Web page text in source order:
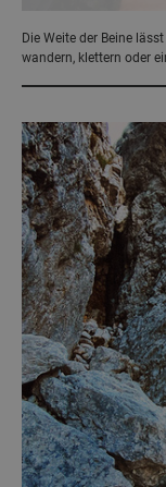
Die Weite der Beine
wandern, klettern oder